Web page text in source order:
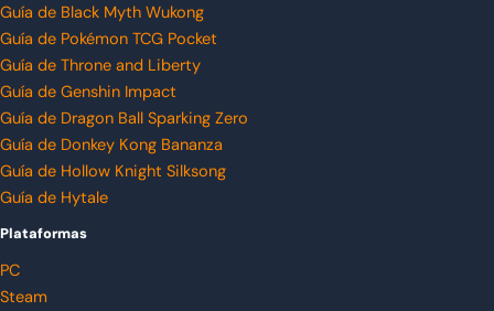
Guía de Black Myth Wukong
Guía de Pokémon TCG Pocket
Guía de Throne and Liberty
Guía de Genshin Impact
Guía de Dragon Ball Sparking Zero
Guía de Donkey Kong Bananza
Guía de Hollow Knight Silksong
Guía de Hytale
Plataformas
PC
Steam